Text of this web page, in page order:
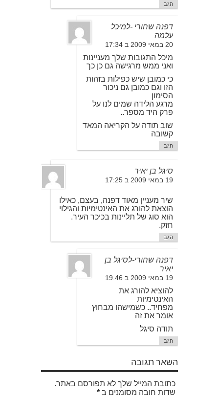
הגב
דפנה שחורי -למיכל
עלמה
20 במאי 2009 ב 17:34
מיכל התגובות שלך מעניינות
ואני ממש מרגישה גם כן כך
כי כמובן שיש כפילות בזהות
הזו וגם כמובן גם ניכור
הסימון
מרגע הלידה שמים לנו על
פרק היד מספר..
שוב תודה על הקריאה המאד
קשובה
הגב
סיגל בן יאיר
19 במאי 2009 ב 17:25
שיר מעניין מאוד דפנה, בעצם, כאילו
הוצאת להורג את האינטימיות והגילוי
הוא סוג של תליינות בכיכר העיר.
חזק.
הגב
דפנה שחורי-לסיגל בן
יאיר
19 במאי 2009 ב 19:46
להוציא להורג את
האינטימיות
מפחיד.. כשמישהו מבחוץ
אומר את זה
תודה סיגל
הגב
השאר תגובה
כתובת המייל שלך לא תפורסם באתר.
שדות חובה מסומנים ב *